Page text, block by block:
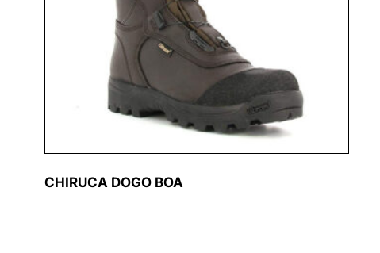
CHIRUCA DOGO BOA